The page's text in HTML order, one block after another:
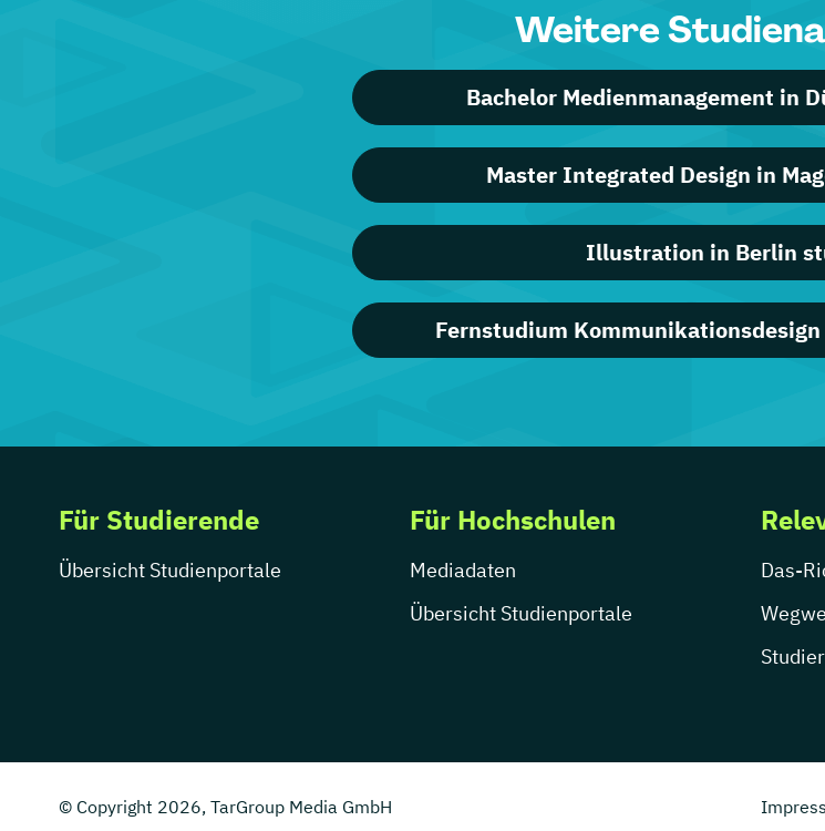
Weitere
Bachelor Medienmanagement in
Master Integrated Design in
Illustration in Berlin
Fernstudium
Für Studierende
Übersicht Studienportale
Für Hochschulen
Mediadaten
Übersicht Studienportale
Das-
© Copyright 2026, TarGroup Media GmbH